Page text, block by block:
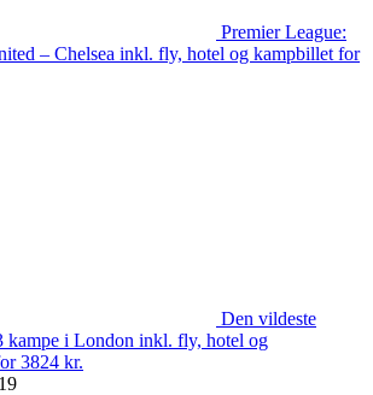
Premier League:
– Chelsea inkl. fly, hotel og kampbillet for
Den vildeste
kampe i London inkl. fly, hotel og
3824 kr.